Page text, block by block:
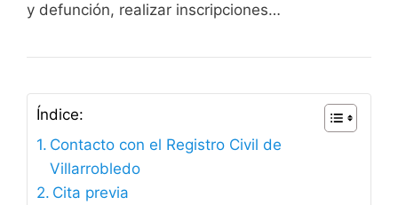
y defunción, realizar inscripciones…
Índice:
Contacto con el Registro Civil de
Villarrobledo
Cita previa